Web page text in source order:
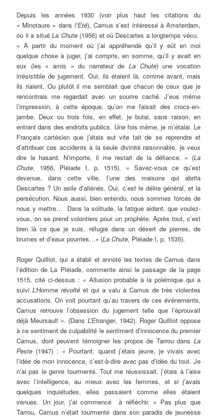
Depuis les années 1930 (voir plus haut les citations du
« Minotaure » dans l’Eté), Camus s’est intéressé à Amsterdam,
où il a situéLa Chute(1956) et où Descartes a longtemps vécu.
« A partir du moment où j’ai appréhendé qu’il y eût en moi
quelque chose à juger, j’ai compris, en somme, qu’il y avait en
eux (les « amis » du narrateur deLa Chute) une vocation
irrésistible de jugement. Oui, ils étaient là, comme avant, mais
ils riaient. Ou plutôt il me semblait que chacun de ceux que je
rencontrais me regardait avec un sourire caché. J’eus même
l’impression, à cette époque, qu’on me faisait des crocs-en-
jambe. Deux ou trois fois, en effet, je butai, sans raison, en
entrant dans des endroits publics. Une fois même, je m’étalai. Le
Français cartésien que j’étais eut vite fait de se reprendre et
d’attribuer ces accidents à la seule divinité raisonnable, je veux
dire le hasard. N’importe, il me restait de la défiance. » (La
Chute, 1956, Pléiade I, p. 1515). « Savez-vous ce qu’est
devenue, dans cette ville, l’une des maisons qui abrita
Descartes ? Un asile d’aliénés. Oui, c’est le délire général, et la
persécution. Nous aussi, bien entendu, nous sommes forcés de
nous y mettre… Dans la solitude, la fatigue aidant, que voulez-
vous, on se prend volontiers pour un prophète. Après tout, c’est
bien là ce que je suis, réfugié dans un désert de pierres, de
brumes et d’eaux pourries…» (La Chute, Pléiade I, p. 1535).
Roger Quilliot, qui a établi et annoté les textes de Camus dans
l’édition de La Pléiade, commente ainsi le passage de la page
1515, cité ci-dessus : « Allusion probable à la polémique qui a
suiviL’Homme révolté et qui a valu à Camus de très violentes
accusations. On voit pourtant qu’au travers de ces événements,
Camus retrouve l’obsession du jugement telle que l’éprouvait
déjà Meursault ». (Dans L’Etranger, 1942). Roger Quilliot oppose
à ce sentiment de culpabilité le sentiment d’innocence du premier
Camus, dont peuvent témoigner les propos de Tarrou dans La
Peste (1947) : « Pourtant, quand j’étais jeune, je vivais avec
l’idée de mon innocence, c’est-à-dire avec pas d’idée du tout. Je
n’ai pas le genre tourmenté. Tout me réussissait, j’étais à l’aise
avec l’intelligence, au mieux avec les femmes, et si j’avais
quelques inquiétudes, elles passaient comme elles étaient
venues. Un jour, j’ai commencé à réfléchir. » Pas plus que
Tarrou, Camus n’était tourmenté dans son paradis de jeunesse